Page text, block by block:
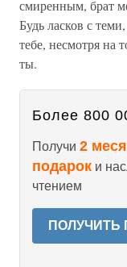
смиренным, брат
Будь ласков с
тебе, несмотря на
ты.
Более 800
Получи 2
подарок и
чтением
ПОЛУЧИТЬ